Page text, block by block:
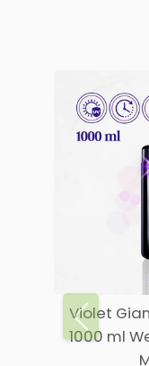
Violet
1000 ml